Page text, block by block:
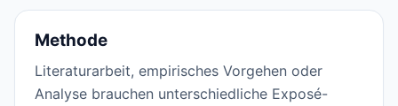
Methode
Literaturarbeit, empirisches Vorgehen oder
Analyse brauchen unterschiedliche Exposé-